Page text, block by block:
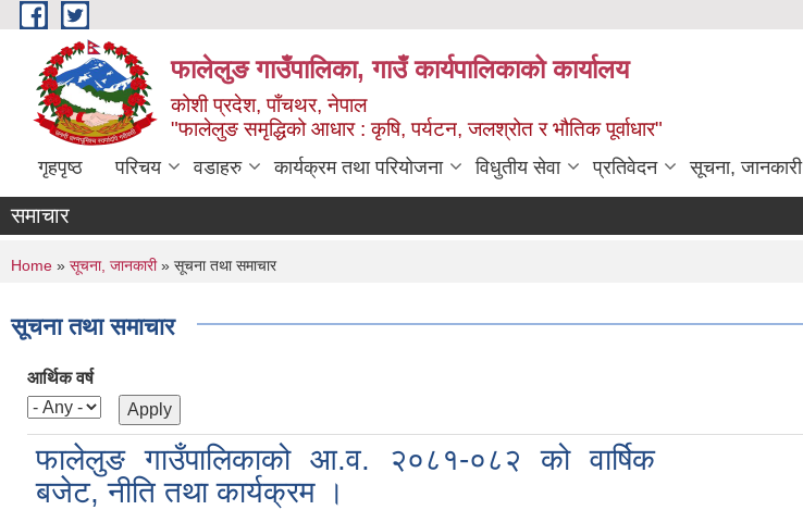
Skip to main content
फालेलुङ गाउँपालिका, गाउँ कार्यपालिकाको कार्यालय
कोशी प्रदेश, पाँचथर, नेपाल
"फालेलुङ समृद्धिको आधार : कृषि, पर्यटन, जलश्रोत र भौतिक पूर्वाधार"
गृहपृष्ठ परिचय वडाहरु कार्यक्रम तथा परियोजना विधुतीय सेवा प्रतिवेदन सूचना, जानकारी
समाचार
You are here
Home » सूचना, जानकारी» सूचना तथा समाचार
सूचना तथा समाचार
आर्थिक वर्ष
फालेलुङ गाउँपालिकाको आ.व. २०८१-०८२ को वार्षिक
बजेट, नीति तथा कार्यक्रम ।